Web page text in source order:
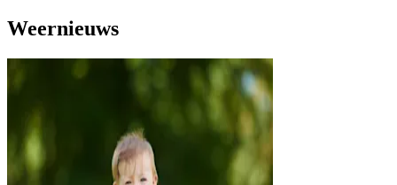
Weernieuws